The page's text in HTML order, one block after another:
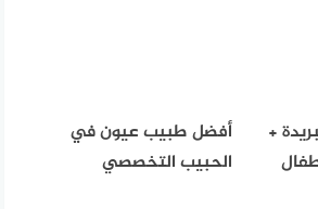
+
أفضل طبيب عيون في
الحبيب التخصصي